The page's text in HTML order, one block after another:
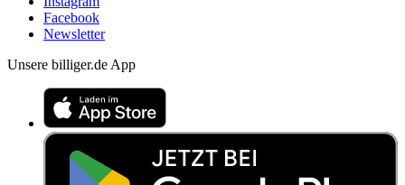
Facebook
Newsletter
Unsere billiger.de App